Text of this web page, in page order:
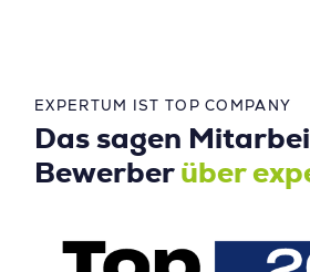
EXPERTUM IST TOP COMPANY
Das sagen
Bewerber über